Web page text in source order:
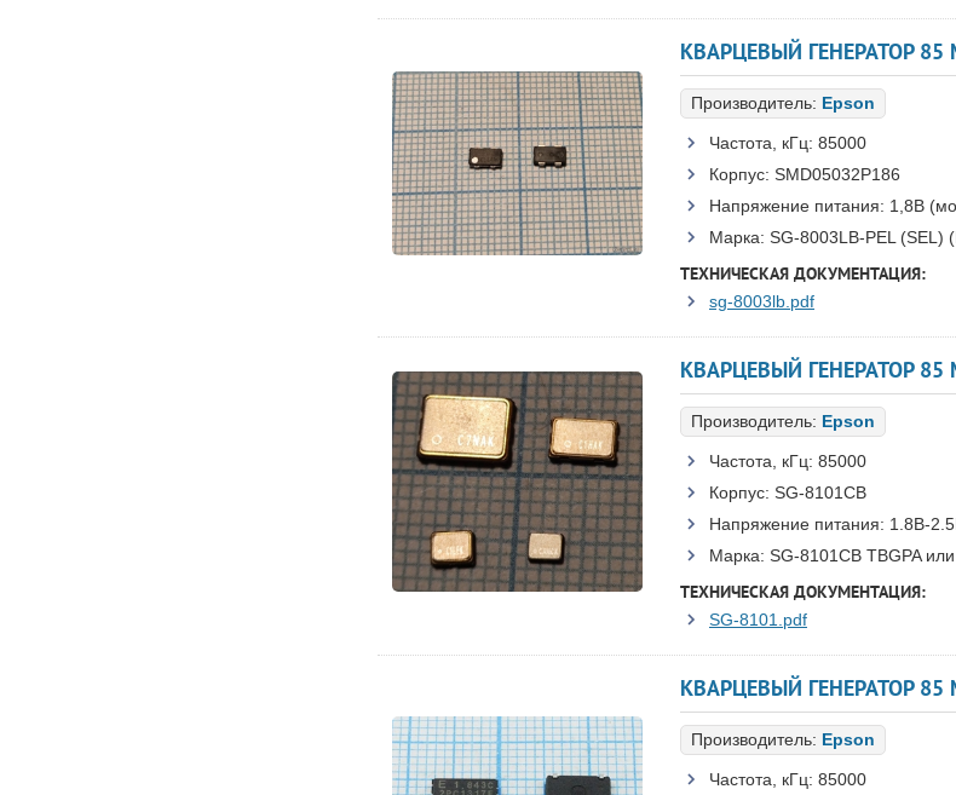
КВАРЦЕВЫЙ ГЕНЕРАТОР 85
Производитель: Epson
Частота, кГц: 85000
Корпус: SMD05032P186
Напряжение питания: 1,8В
Марка: SG-8003LB-PEL (SEL)
ТЕХНИЧЕСКАЯ ДОКУМЕНТАЦИЯ:
sg-8003lb.pdf
Производитель: Epson
Частота, кГц: 85000
Корпус: SG-8101CB
Напряжение питания: 1.8В-
Марка: SG-8101CB TBGPA
ТЕХНИЧЕСКАЯ ДОКУМЕНТАЦИЯ:
SG-8101.pdf
КВАРЦЕВЫЙ ГЕНЕРАТОР 85
Производитель: Epson
Частота, кГц: 85000